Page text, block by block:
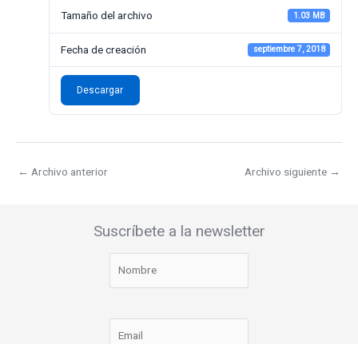
Tamaño del archivo 1.03 MB
Fecha de creación septiembre 7, 2018
Descargar
← Archivo anterior Archivo siguiente →
Suscríbete a la newsletter